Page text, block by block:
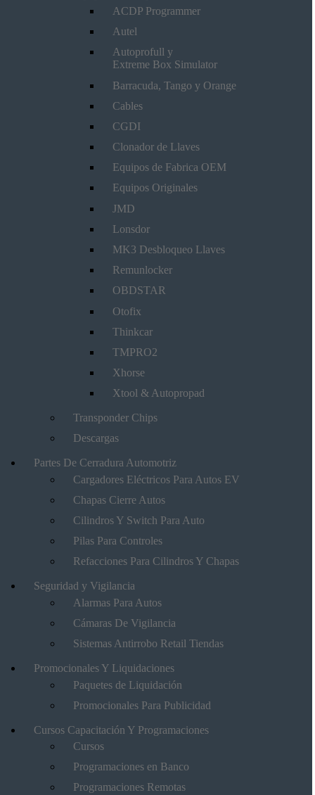
ACDP Programmer
Autel
Autoprofull y
Extreme Box Simulator
Barracuda, Tango y Orange
Cables
CGDI
Clonador de Llaves
Equipos de Fabrica OEM
Equipos Originales
JMD
Lonsdor
MK3 Desbloqueo Llaves
Remunlocker
OBDSTAR
Otofix
Thinkcar
TMPRO2
Xhorse
Xtool & Autopropad
Transponder Chips
Descargas
Partes De Cerradura Automotriz
Cargadores Eléctricos Para Autos EV
Chapas Cierre Autos
Cilindros Y Switch Para Auto
Pilas Para Controles
Refacciones Para Cilindros Y Chapas
Seguridad y Vigilancia
Alarmas Para Autos
Cámaras De Vigilancia
Sistemas Antirrobo Retail Tiendas
Promocionales Y Liquidaciones
Paquetes de Liquidación
Promocionales Para Publicidad
Cursos Capacitación Y Programaciones
Cursos
Programaciones en Banco
Programaciones Remotas